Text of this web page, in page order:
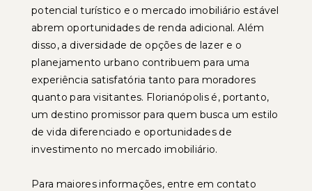
potencial turístico e o mercado imobiliário estável
abrem oportunidades de renda adicional. Além
disso, a diversidade de opções de lazer e o
planejamento urbano contribuem para uma
experiência satisfatória tanto para moradores
quanto para visitantes. Florianópolis é, portanto,
um destino promissor para quem busca um estilo
de vida diferenciado e oportunidades de
investimento no mercado imobiliário.
Para maiores informações, entre em contato